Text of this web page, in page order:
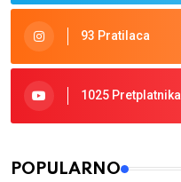
93 Pratilaca
1025 Pretplatnika
POPULARNO